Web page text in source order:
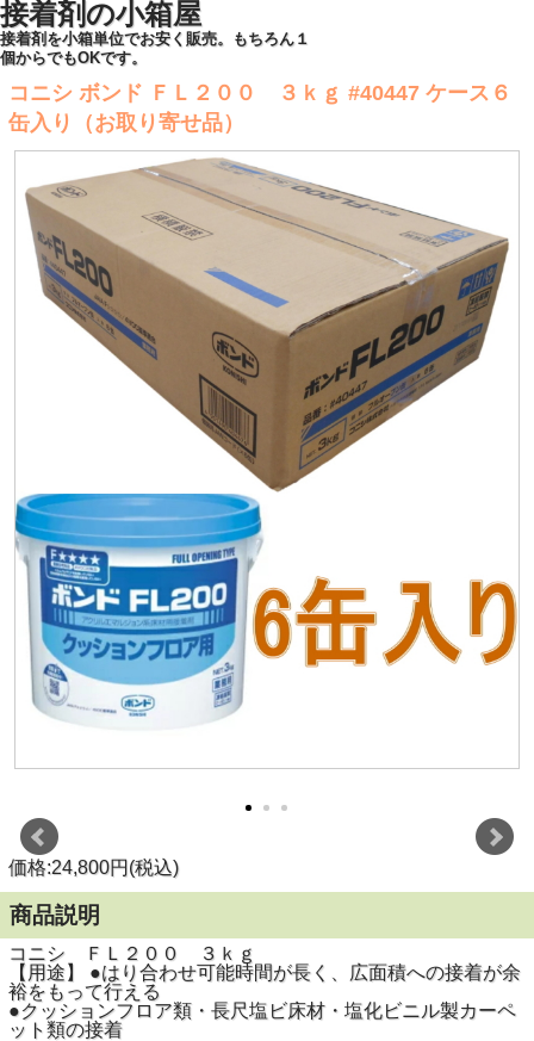
接着剤の小箱屋
接着剤を小箱単位でお安く販売。もちろん１
個からでもOKです。
コニシ ボンド ＦＬ２００ ３ｋｇ #40447 ケース６
缶入り（お取り寄せ品）
価格:24,800円(税込)
商品説明
コニシ ＦＬ２００ ３ｋｇ
【用途】 ●はり合わせ可能時間が長く、広面積への接着が余
裕をもって行える
●クッションフロア類・長尺塩ビ床材・塩化ビニル製カーペ
ット類の接着